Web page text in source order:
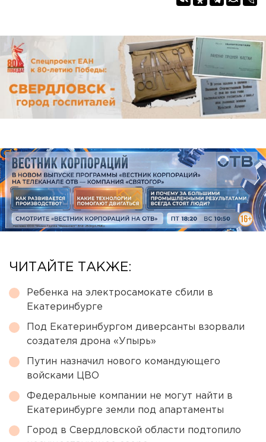
ЧИТАЙТЕ ТАКЖЕ:
Ребенка на электросамокате сбили в
Екатеринбурге
Под Екатеринбургом диверсанты взорвали
создателя дрона «Упырь»
Путин назначил нового командующего
войсками ЦВО
Федеральные компании не могут найти в
Екатеринбурге земли под апартаменты
Город в Свердловской области подтопило